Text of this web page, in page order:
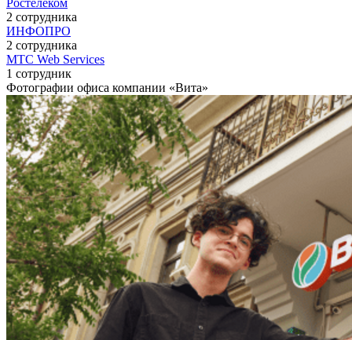
2 сотрудника
ИНФОПРО
2 сотрудника
МТС Web Services
1 сотрудник
Фотографии офиса компании «Вита»